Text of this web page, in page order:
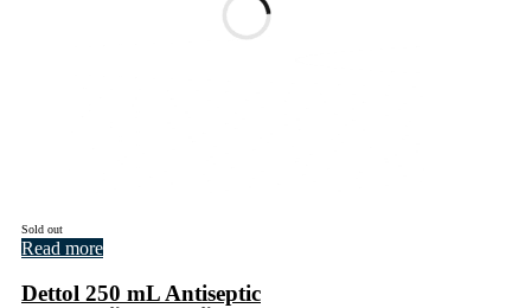
Sold out
Read more
Dettol 250 mL Antiseptic